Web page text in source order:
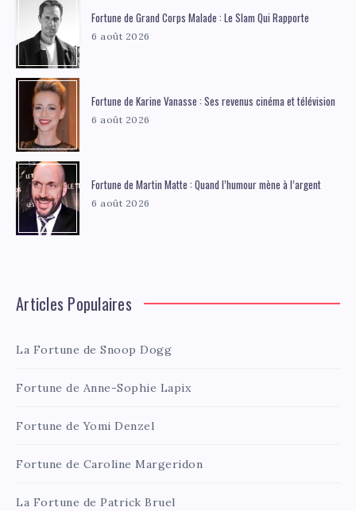
Fortune de Grand Corps Malade : Le Slam Qui Rapporte
6 août 2026
Fortune de Karine Vanasse : Ses revenus cinéma et télévision
6 août 2026
Fortune de Martin Matte : Quand l’humour mène à l’argent
6 août 2026
Articles Populaires
La Fortune de Snoop Dogg
Fortune de Anne-Sophie Lapix
Fortune de Yomi Denzel
Fortune de Caroline Margeridon
La Fortune de Patrick Bruel